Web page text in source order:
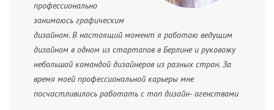
профессионально
занимаюсь графическим
дизайном. В настоящий момент я работаю ведущим
дизайном в одном из стартапов в Берлине и руковожу
небольшой командой дизайнеров из разных стран. За
время моей профессиональной карьеры мне
посчастливилось работать с топ дизайн- агенствами